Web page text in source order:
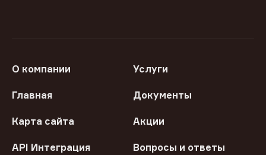
О компании Услуги
Главная Документы
Карта сайта Акции
API Интеграция Вопросы и ответы